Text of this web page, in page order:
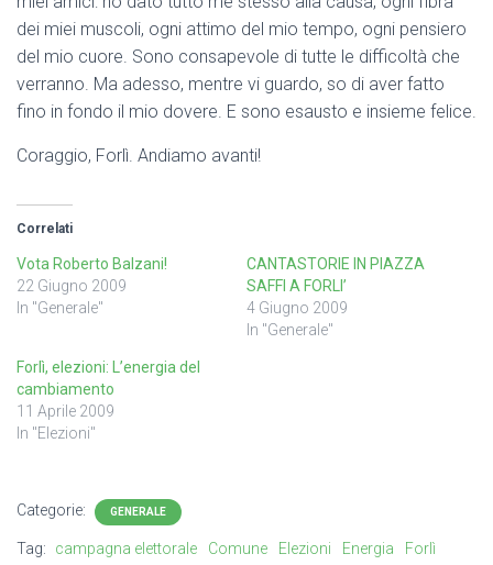
dei miei muscoli, ogni attimo del mio tempo, ogni pensiero
del mio cuore. Sono consapevole di tutte le difficoltà che
verranno. Ma adesso, mentre vi guardo, so di aver fatto
fino in fondo il mio dovere. E sono esausto e insieme felice.
Coraggio, Forlì. Andiamo avanti!
Correlati
Vota Roberto Balzani!
22 Giugno 2009
In "Generale"
CANTASTORIE IN PIAZZA
SAFFI A FORLI’
4 Giugno 2009
In "Generale"
Forlì, elezioni: L’energia del
cambiamento
11 Aprile 2009
In "Elezioni"
Categorie: GENERALE
Tag: campagna elettorale Comune Elezioni Energia Forlì